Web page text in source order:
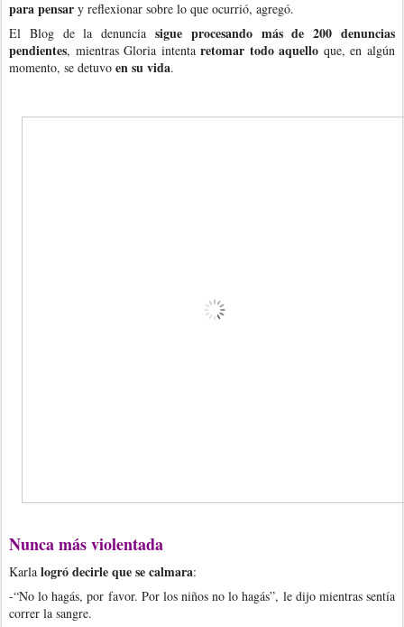
para pensar y reflexionar sobre lo que ocurrió, agregó.
El Blog de la denuncia sigue procesando más de 200 denuncias
pendientes, mientras Gloria intentaretomar todo aquello que, en algún
momento, se detuvo en su vida.
Nunca más violentada
Karla logró decirle que se calmara:
-“No lo hagás, por favor. Por los niños no lo hagás”, le dijo mientras sentía
correr la sangre.